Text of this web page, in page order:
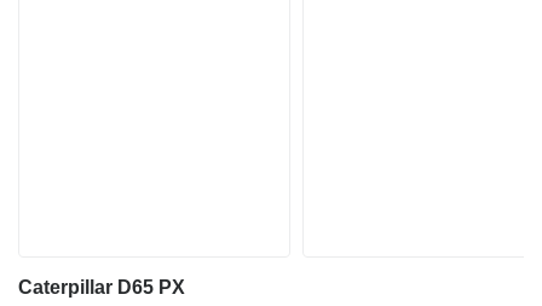
Caterpillar D65 PX